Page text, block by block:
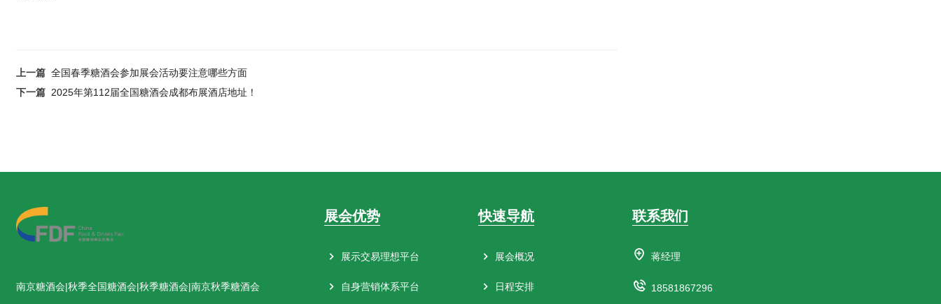
上一篇 全国春季糖酒会参加展会活动要注意哪些方面
下一篇 2025年第112届全国糖酒会成都布展酒店地址！
南京糖酒会|秋季全国糖酒会|秋季糖酒会|南京秋季糖酒会
展会优势
展示交易理想平台
自身营销体系平台
快速导航
展会概况
日程安排
联系我们
蒋经理
18581867296